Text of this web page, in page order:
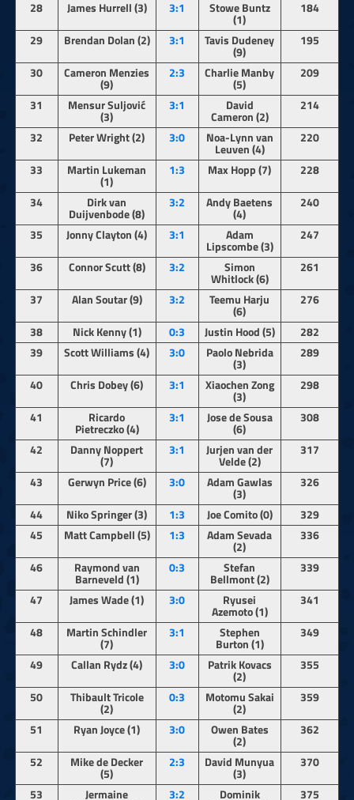
28 James Hurrell (3) 3:1 Stowe Buntz
(1)
184
29
Brendan Dolan (2) 3:1 Tavis Dudeney
(9)
195
30
Cameron Menzies
(9)
2:3 Charlie Manby
(5)
209
31
Mensur Suljović
(3)
3:1 David
Cameron (2)
214
32
Peter Wright (2) 3:0 Noa-Lynn van
Leuven (4)
220
33
Martin Lukeman
(1)
1:3 Max Hopp (7)
228
34
Dirk van
Duijvenbode (8)
3:2 Andy Baetens
(4)
240
35
Jonny Clayton (4) 3:1 Adam
Lipscombe (3)
247
36
Connor Scutt (8) 3:2 Simon
Whitlock (6)
261
37
Alan Soutar (9) 3:2 Teemu Harju
(6)
276
38
Nick Kenny (1) 0:3 Justin Hood (5)
282
39
Scott Williams (4) 3:0 Paolo Nebrida
(3)
289
40
Chris Dobey (6) 3:1 Xiaochen Zong
(3)
298
41
Ricardo
Pietreczko (4)
3:1 Jose de Sousa
(6)
308
42
Danny Noppert
(7)
3:1 Jurjen van der
Velde (2)
317
43
Gerwyn Price (6) 3:0 Adam Gawlas
(3)
326
44
Niko Springer (3) 1:3 Joe Comito (0)
329
45
Matt Campbell (5) 1:3 Adam Sevada
(2)
336
46
Raymond van
Barneveld (1)
0:3 Stefan
Bellmont (2)
339
47
James Wade (1) 3:0 Ryusei
Azemoto (1)
341
48
Martin Schindler
(7)
3:1 Stephen
Burton (1)
349
49
Callan Rydz (4) 3:0 Patrik Kovacs
(2)
355
50
Thibault Tricole
(2)
0:3 Motomu Sakai
(2)
359
51
Ryan Joyce (1) 3:0 Owen Bates
(2)
362
52
Mike de Decker
(5)
2:3 David Munyua
(3)
370
53
Jermaine 3:2 Dominik
375